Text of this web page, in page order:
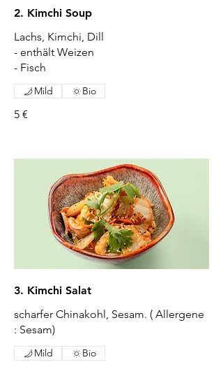
2. Kimchi Soup
Lachs, Kimchi, Dill
- enthält Weizen
- Fisch
5 €
Mild Bio
3. Kimchi Salat
scharfer Chinakohl, Sesam. ( Allergene
: Sesam)
Mild Bio